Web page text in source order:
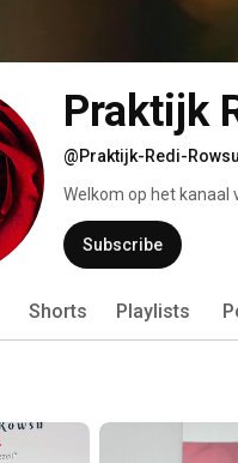
Praktijk
@Praktijk-Redi-Rowsu
Welkom op het kanaal
Subscribe
Shorts Playlists